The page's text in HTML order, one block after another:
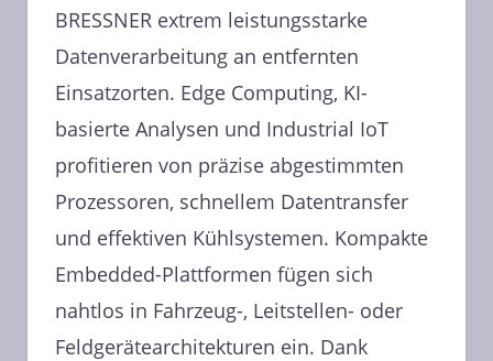
BRESSNER extrem leistungsstarke
Datenverarbeitung an entfernten
Einsatzorten. Edge Computing, KI-
basierte Analysen und Industrial IoT
profitieren von präzise abgestimmten
Prozessoren, schnellem Datentransfer
und effektiven Kühlsystemen. Kompakte
Embedded-Plattformen fügen sich
nahtlos in Fahrzeug-, Leitstellen- oder
Feldgerätearchitekturen ein. Dank